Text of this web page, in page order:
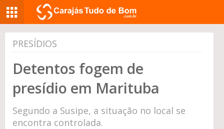
PRESÍDIOS
Detentos fogem de
presídio em Marituba
Segundo a Susipe, a situação no local se
encontra controlada.